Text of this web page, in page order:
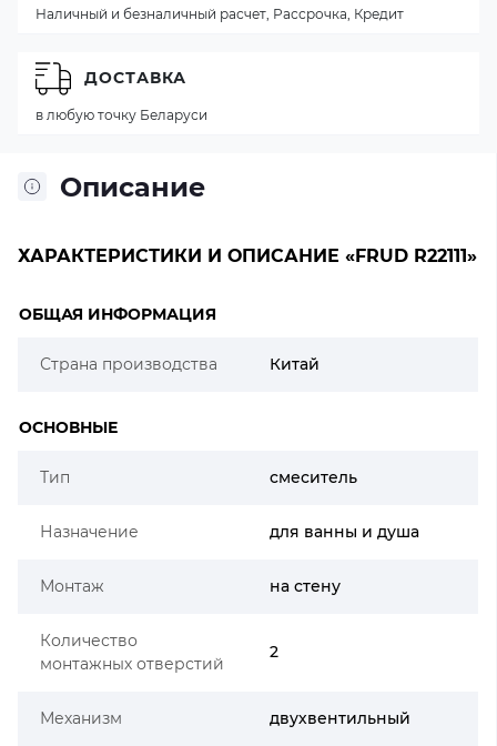
Описание
ХАРАКТЕРИСТИКИ И ОПИСАНИЕ «FRUD R22111»
ОБЩАЯ ИНФОРМАЦИЯ
Страна производства Китай
ОСНОВНЫЕ
Тип смеситель
Назначение для ванны и душа
Монтаж на стену
Количество
монтажных отверстий
2
Механизм двухвентильный
Наличный и безналичный расчет, Рассрочка, Кредит
ДОСТАВКА
в любую точку Беларуси